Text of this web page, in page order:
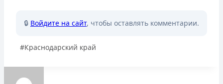
🔒 Войдите на сайт, чтобы оставлять комментарии.
Метки
#Краснодарский край